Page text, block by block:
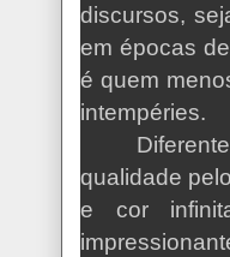
discursos,
em épocas
é quem
intempéries.
qualidade
e cor